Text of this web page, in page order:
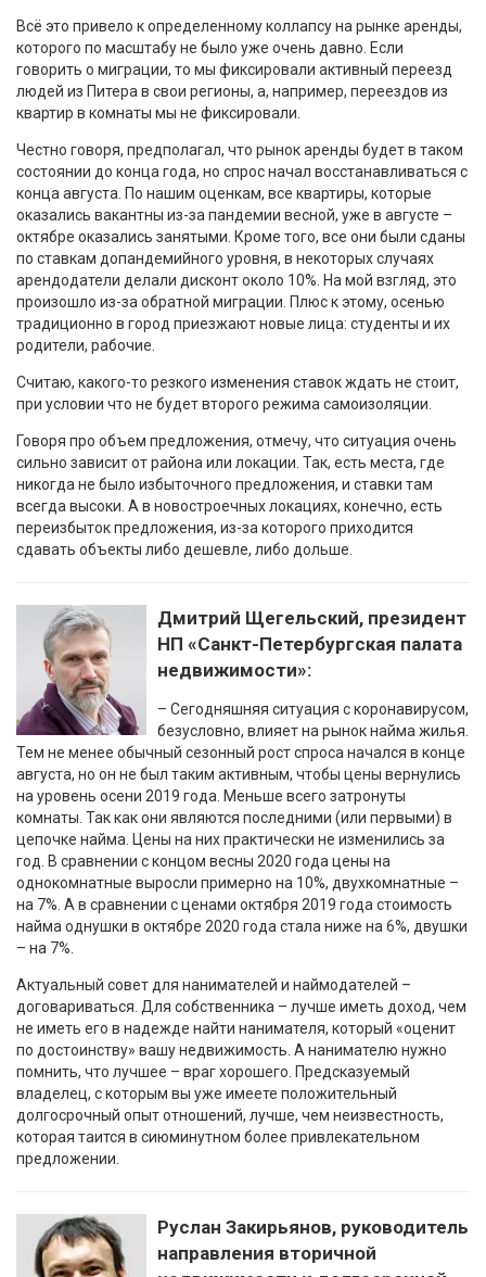
Всё это привело к определенному коллапсу на рынке аренды,
которого по масштабу не было уже очень давно. Если
говорить о миграции, то мы фиксировали активный переезд
людей из Питера в свои регионы, а, например, переездов из
квартир в комнаты мы не фиксировали.
Честно говоря, предполагал, что рынок аренды будет в таком
состоянии до конца года, но спрос начал восстанавливаться с
конца августа. По нашим оценкам, все квартиры, которые
оказались вакантны из-за пандемии весной, уже в августе –
октябре оказались занятыми. Кроме того, все они были сданы
по ставкам допандемийного уровня, в некоторых случаях
арендодатели делали дисконт около 10%. На мой взгляд, это
произошло из-за обратной миграции. Плюс к этому, осенью
традиционно в город приезжают новые лица: студенты и их
родители, рабочие.
Считаю, какого-то резкого изменения ставок ждать не стоит,
при условии что не будет второго режима самоизоляции.
Говоря про объем предложения, отмечу, что ситуация очень
сильно зависит от района или локации. Так, есть места, где
никогда не было избыточного предложения, и ставки там
всегда высоки. А в новостроечных локациях, конечно, есть
переизбыток предложения, из-за которого приходится
сдавать объекты либо дешевле, либо дольше.
Дмитрий Щегельский, президент
НП «Санкт-Петербургская палата
недвижимости»:
– Сегодняшняя ситуация с коронавирусом,
безусловно, влияет на рынок найма жилья.
Тем не менее обычный сезонный рост спроса начался в конце
августа, но он не был таким активным, чтобы цены вернулись
на уровень осени 2019 года. Меньше всего затронуты
комнаты. Так как они являются последними (или первыми) в
цепочке найма. Цены на них практически не изменились за
год. В сравнении с концом весны 2020 года цены на
однокомнатные выросли примерно на 10%, двухкомнатные –
на 7%. А в сравнении с ценами октября 2019 года стоимость
найма однушки в октябре 2020 года стала ниже на 6%, двушки
– на 7%.
Актуальный совет для нанимателей и наймодателей –
договариваться. Для собственника – лучше иметь доход, чем
не иметь его в надежде найти нанимателя, который «оценит
по достоинству» вашу недвижимость. А нанимателю нужно
помнить, что лучшее – враг хорошего. Предсказуемый
владелец, с которым вы уже имеете положительный
долгосрочный опыт отношений, лучше, чем неизвестность,
которая таится в сиюминутном более привлекательном
предложении.
Руслан Закирьянов, руководитель
направления вторичной